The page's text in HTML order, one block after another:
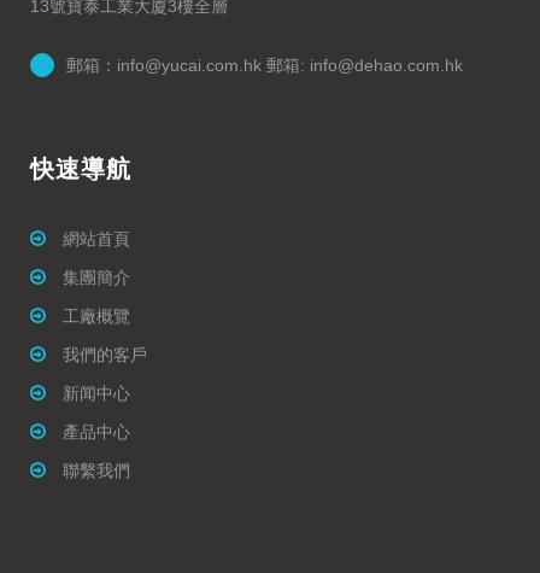
13號寶泰工業大廈3樓全層
郵箱：info@yucai.com.hk 郵箱: info@dehao.com.hk
快速導航
網站首頁
集團簡介
工廠概覽
我們的客戶
新闻中心
產品中心
聯繫我們